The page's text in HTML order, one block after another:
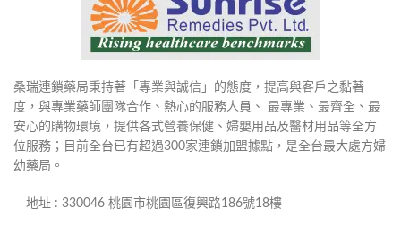
桑瑞連鎖藥局秉持著「專業與誠信」的態度，提高與客戶之黏著
度，與專業藥師團隊合作、熱心的服務人員、 最專業、最齊全、最
安心的購物環境，提供各式營養保健、婦嬰用品及醫材用品等全方
位服務；目前全台已有超過300家連鎖加盟據點，是全台最大處方婦
幼藥局。
地址 : 330046 桃園市桃園區復興路186號18樓